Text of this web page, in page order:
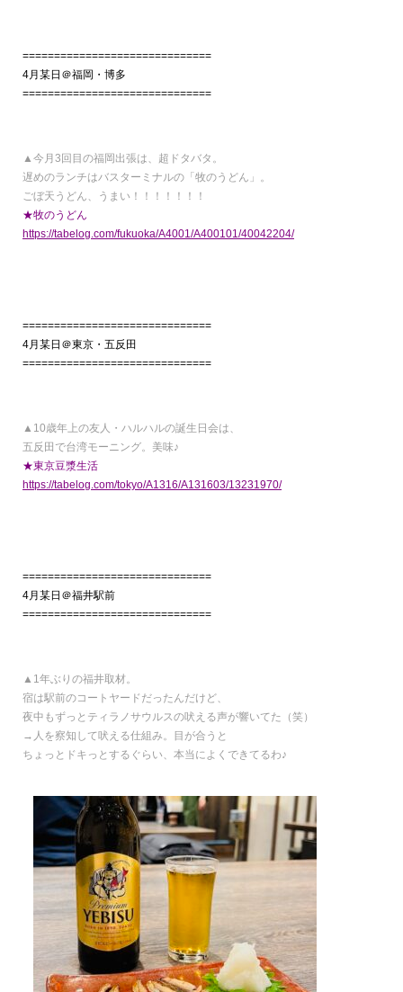
==============================
4月某日＠福岡・博多
==============================
▲今月3回目の福岡出張は、超ドタバタ。
遅めのランチはバスターミナルの「牧のうどん」。
ごぼ天うどん、うまい！！！！！！！
★牧のうどん
https://tabelog.com/fukuoka/A4001/A400101/40042204/
==============================
4月某日＠東京・五反田
==============================
▲10歳年上の友人・ハルハルの誕生日会は、
五反田で台湾モーニング。美味♪
★東京豆漿生活
https://tabelog.com/tokyo/A1316/A131603/13231970/
==============================
4月某日＠福井駅前
==============================
▲1年ぶりの福井取材。
宿は駅前のコートヤードだったんだけど、
夜中もずっとティラノサウルスの吠える声が響いてた（笑）
→人を察知して吠える仕組み。目が合うと
ちょっとドキっとするぐらい、本当によくできてるわ♪